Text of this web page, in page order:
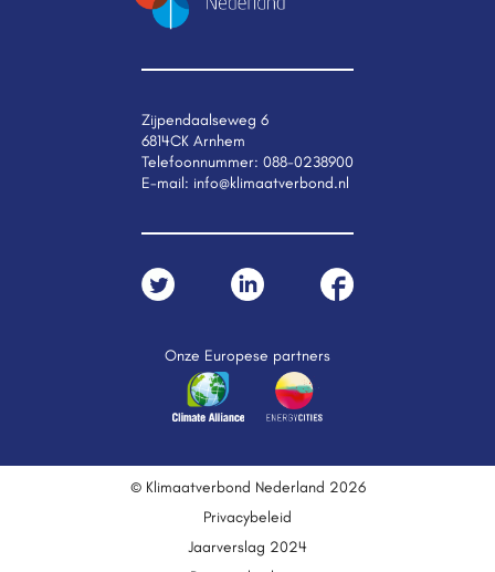
Zijpendaalseweg 6
6814CK Arnhem
Telefoonnummer: 088-0238900
E-mail: info@klimaatverbond.nl
Onze Europese partners
© Klimaatverbond Nederland 2026
Privacybeleid
Jaarverslag 2024